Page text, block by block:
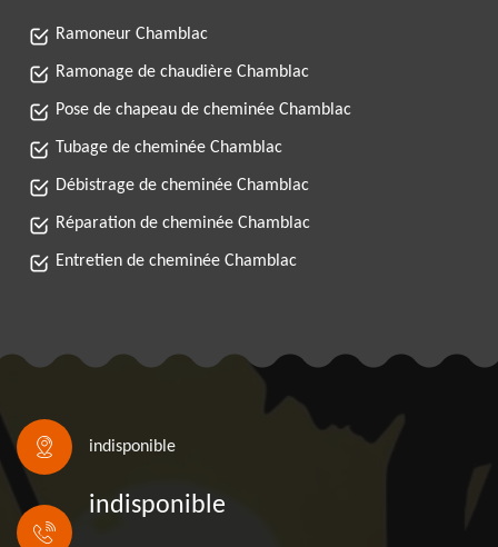
Ramoneur Chamblac
Ramonage de chaudière Chamblac
Pose de chapeau de cheminée Chamblac
Tubage de cheminée Chamblac
Débistrage de cheminée Chamblac
Réparation de cheminée Chamblac
Entretien de cheminée Chamblac
indisponible
indisponible